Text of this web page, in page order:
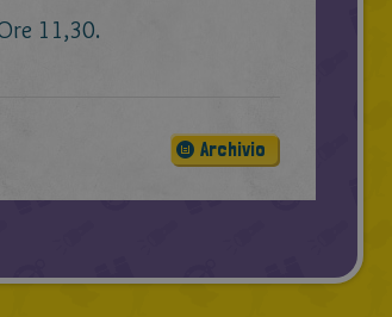
11,30.
Archivio